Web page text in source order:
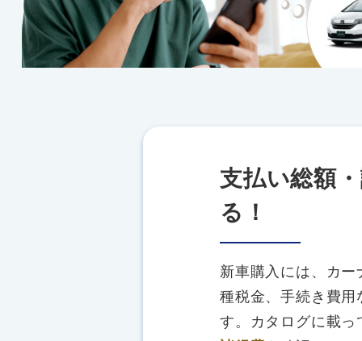
支払い総額
る！
新車購入には、カ
種税金、手続き費
す。カタログに載っ